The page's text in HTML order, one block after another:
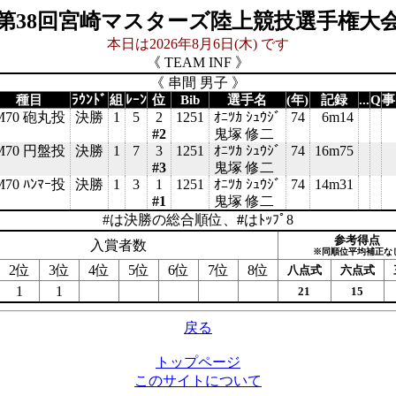
38回宮崎マスターズ陸上競技選手権大
本日は2026年8月6日(木) です
《 TEAM INF 》
《 串間 男子 》
種目 ﾗｳﾝﾄﾞ 組 ﾚｰﾝ 位 Bib 選手名 (年) 記録 ...Q
砲丸投 決勝 1 5
2
#2
1251
ｵﾆﾂｶ ｼｭｳｼﾞ
鬼塚 修二
74 6m14
円盤投 決勝 1 7
3
#3
1251
ｵﾆﾂｶ ｼｭｳｼﾞ
鬼塚 修二
74 16m75
ﾊﾝﾏｰ投 決勝 1 3
1
#1
1251
ｵﾆﾂｶ ｼｭｳｼﾞ
鬼塚 修二
74 14m31
#は決勝の総合順位、 #はﾄｯﾌﾟ8
入賞者数
参考得点
※同順位平均補正な
2位 3位 4位 5位 6位 7位 8位 八点式 六点式
1 1 21 15
戻る
トップページ
このサイトについて